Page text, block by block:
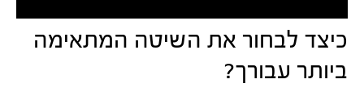
כיצד לבחור את השיטה המתאימה
ביותר עבורך?